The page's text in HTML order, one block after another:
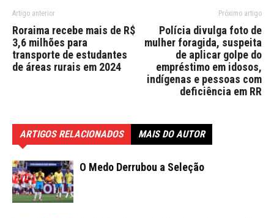
Artigo anterior
Roraima recebe mais de R$
3,6 milhões para
transporte de estudantes
de áreas rurais em 2024
Próximo artigo
Polícia divulga foto de
mulher foragida, suspeita
de aplicar golpe do
empréstimo em idosos,
indígenas e pessoas com
deficiência em RR
ARTIGOS RELACIONADOS MAIS DO AUTOR
O Medo Derrubou a Seleção